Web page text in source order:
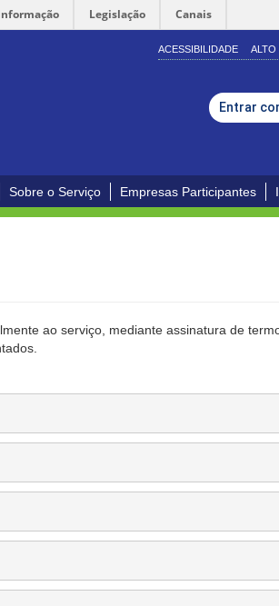
Legislação Canais
ACESSIBILIDADE ALTO
Entrar
Sobre o Serviço Empresas Participantes
ao serviço, mediante assinatura de